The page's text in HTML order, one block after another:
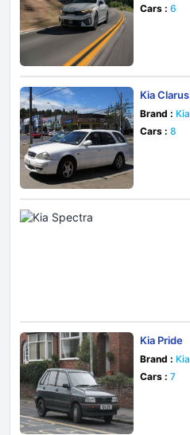
Cars : 6
Kia Clarus
Brand : Kia
Cars : 8
Kia Pride
Brand : Kia
Cars : 7